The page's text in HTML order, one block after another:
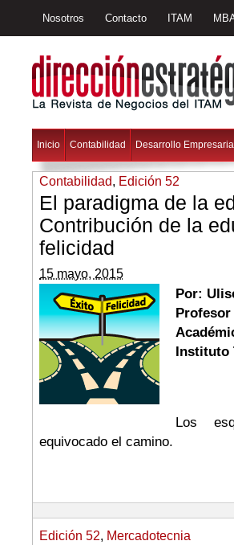
Nosotros Contacto ITAM
Inicio Contabilidad Desarrollo Empresarial
Contabilidad, Edición 52
El paradigma de la
Contribución de la
felicidad
15 mayo, 2015
Por:
Instituto
Los
equivocado el camino.
Edición 52, Mercadotecnia